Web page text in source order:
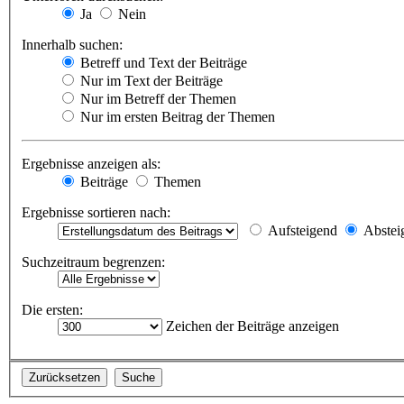
Ja
Nein
Innerhalb suchen:
Betreff und Text der Beiträge
Nur im Text der Beiträge
Nur im Betreff der Themen
Nur im ersten Beitrag der Themen
Ergebnisse anzeigen als:
Beiträge
Themen
Ergebnisse sortieren nach:
Aufsteigend
Suchzeitraum begrenzen:
Die ersten:
Zeichen der Beiträge anzeigen